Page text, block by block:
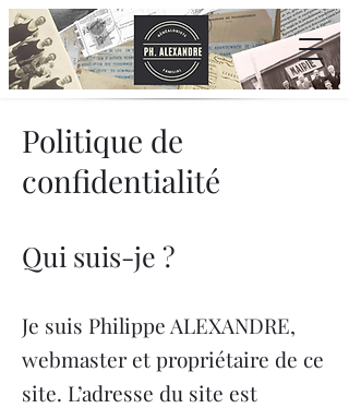
Politique de
confidentialité
Qui suis-je ?
Je suis Philippe ALEXANDRE,
webmaster et propriétaire de ce
site. L’adresse du site est